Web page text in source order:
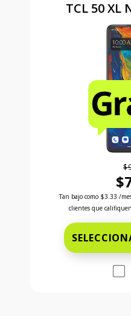
TCL 50 XL
Antes el precio era
Tan bajo como $3.33 /
clientes que